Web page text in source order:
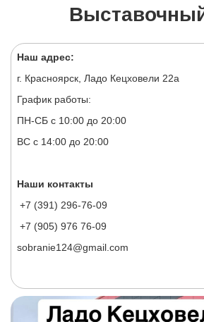
Наш адрес:
г. Красноярск, Ладо Кецховели 22а
График работы:
ПН-СБ с 10:00 до 20:00
ВС с 14:00 до 20:00
Наши контакты
+7 (391) 296-76-09
+7 (905) 976 76-09
sobranie124@gmail.com